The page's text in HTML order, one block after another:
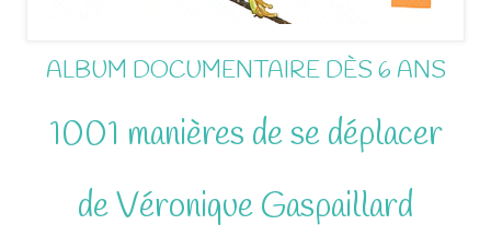
ALBUM DOCUMENTAIRE DÈS 6 ANS
1001 manières de se déplacer
de Véronique Gaspaillard